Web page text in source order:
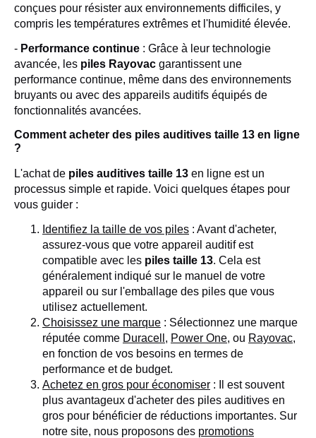
conçues pour résister aux environnements difficiles, y
compris les températures extrêmes et l'humidité élevée.
- Performance continue : Grâce à leur technologie
avancée, les piles Rayovac garantissent une
performance continue, même dans des environnements
bruyants ou avec des appareils auditifs équipés de
fonctionnalités avancées.
Comment acheter des piles auditives taille 13 en ligne
?
L'achat de piles auditives taille 13 en ligne est un
processus simple et rapide. Voici quelques étapes pour
vous guider :
Identifiez la taille de vos piles : Avant d'acheter,
assurez-vous que votre appareil auditif est
compatible avec les piles taille 13. Cela est
généralement indiqué sur le manuel de votre
appareil ou sur l'emballage des piles que vous
utilisez actuellement.
Choisissez une marque : Sélectionnez une marque
réputée comme Duracell , Power One, ou Rayovac,
en fonction de vos besoins en termes de
performance et de budget.
Achetez en gros pour économiser : Il est souvent
plus avantageux d'acheter des piles auditives en
gros pour bénéficier de réductions importantes. Sur
notre site, nous proposons des promotions